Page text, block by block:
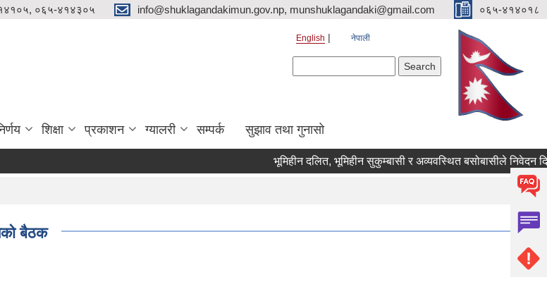
०६५-४१४३०५ info@shuklagandakimun.gov.np, munshuklagandaki@gmail.com ०६५-४१४०१८
English नेपाली
शिक्षा प्रकाशन ग्यालरी सम्पर्क सुझाव तथा गुनासो
भूमिहीन दलित, भूमिहीन सुकुम्बासी र अव्यवस्थित बसोबासीले निवेदन दिने
बैठक